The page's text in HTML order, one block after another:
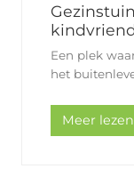
Een plek
het
Meer lezen